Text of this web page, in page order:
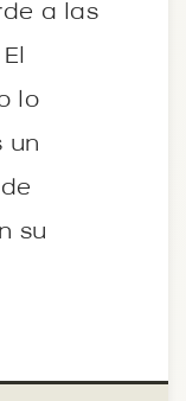
a las
lo
un
su